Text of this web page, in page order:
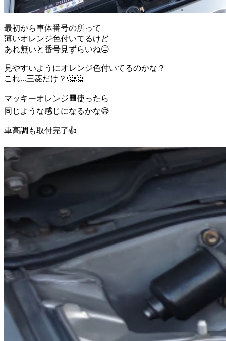
最初から車体番号の所って
薄いオレンジ色付いてるけど
あれ無いと番号見ずらいね😑
見やすいようにオレンジ色付いてるのかな？
これ...三菱だけ？🤔🤔
マッキーオレンジ🟧使ったら
同じような感じになるかな😅
車高調も取付完了👍